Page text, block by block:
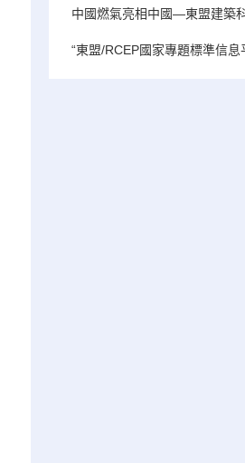
中國燃氣亮相中國—東盟建築
“東盟/RCEP國家專題標準信息